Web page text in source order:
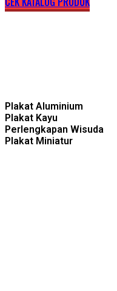
Plakat Aluminium
Plakat Kayu
Perlengkapan Wisuda
Plakat Miniatur